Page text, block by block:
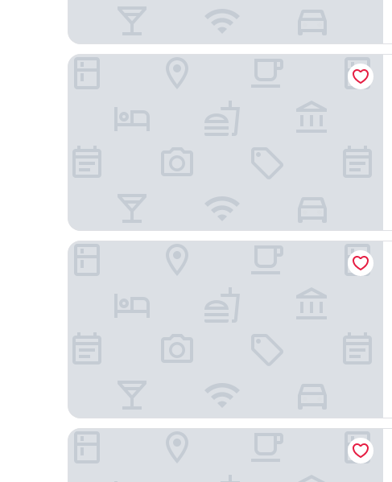
ASHLEY NEWAIR Menteng with Air Purifier
Grand Hyatt Jakarta
25hours Hotel Jakarta The Oddbird